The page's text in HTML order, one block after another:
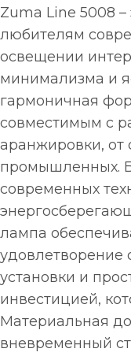
Zuma Line 5008 –
любителям
освещении
минимализма и
гармоничная
совместимым с
аранжировки, от
промышленных.
современных
лампа
удовлетворение
установки и
инвестицией,
Материальная
вневременный